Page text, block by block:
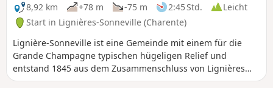
8,92 km
+78 m -75 m 2:45 Std.
Leicht
Start in Lignières-Sonneville (Charente)
Lignière-Sonneville ist eine Gemeinde mit einem für die
Grande Champagne typischen hügeligen Relief und
entstand 1845 aus dem Zusammenschluss von Lignières
und Sonneville. Eingebettet im Herzen der Grande